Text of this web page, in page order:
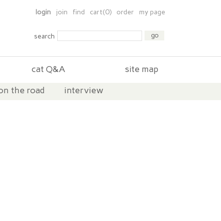
login join find cart(0) order my page
the road
interview
cat Q&A site map
search